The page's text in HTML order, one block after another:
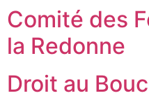
Comité des
la Redonne
Droit au